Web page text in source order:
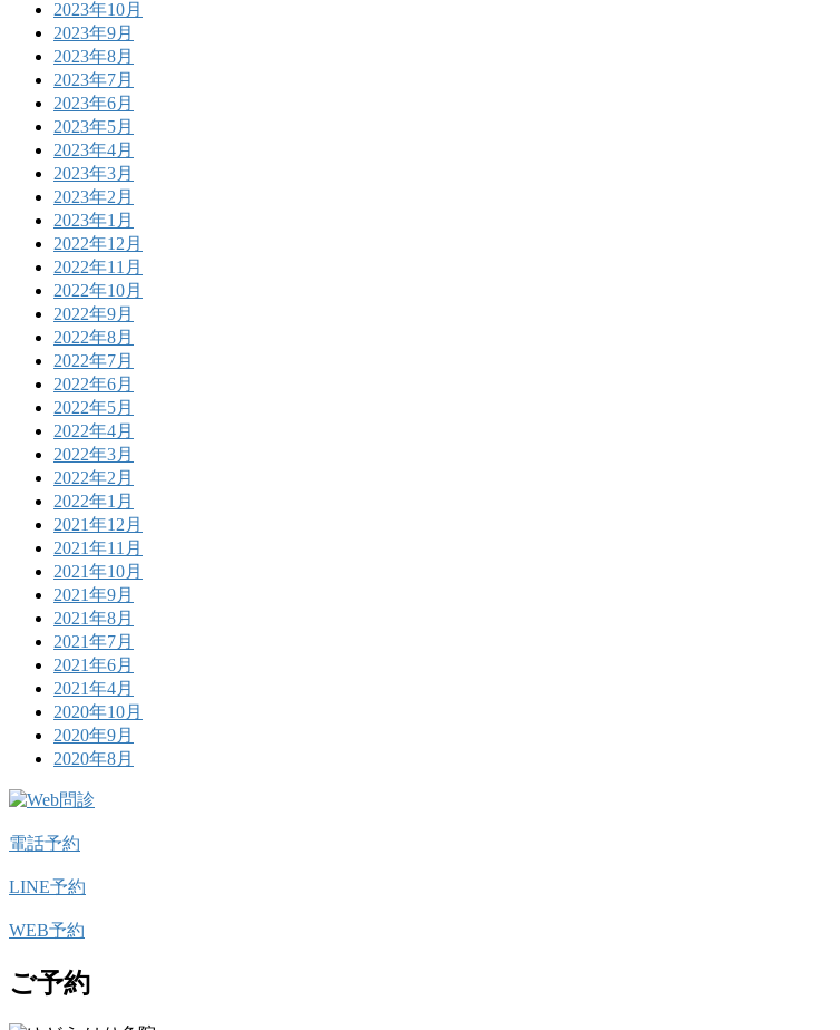
2023年10月
2023年9月
2023年8月
2023年7月
2023年6月
2023年5月
2023年4月
2023年3月
2023年2月
2023年1月
2022年12月
2022年11月
2022年10月
2022年9月
2022年8月
2022年7月
2022年6月
2022年5月
2022年4月
2022年3月
2022年2月
2022年1月
2021年12月
2021年11月
2021年10月
2021年9月
2021年8月
2021年7月
2021年6月
2021年4月
2020年10月
2020年9月
2020年8月
電話予約
LINE予約
WEB予約
ご予約